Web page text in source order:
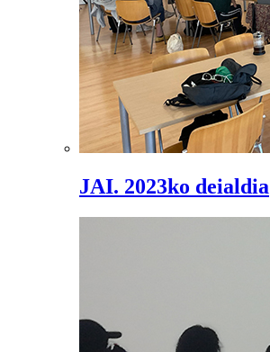
JAI. 2023ko deialdia